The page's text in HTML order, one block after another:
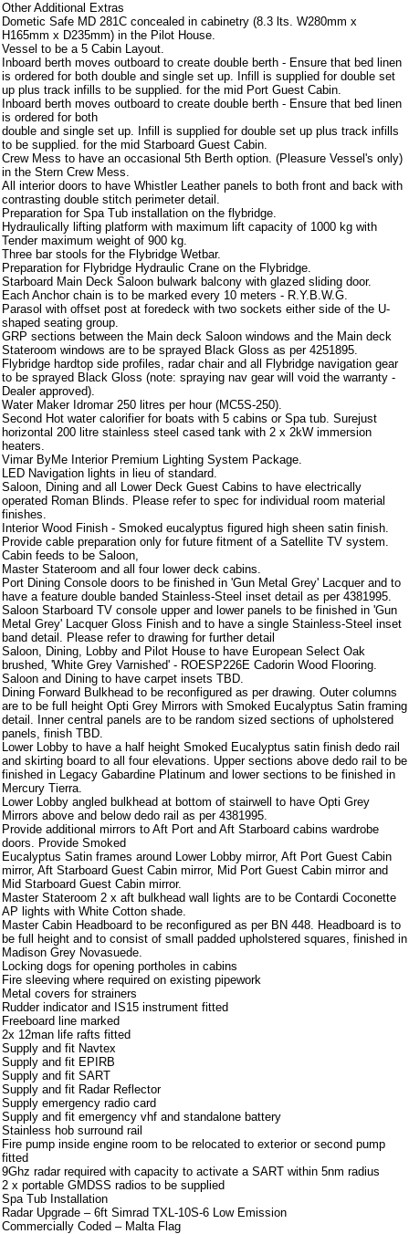
Other Additional Extras
Dometic Safe MD 281C concealed in cabinetry (8.3 lts. W280mm x
H165mm x D235mm) in the Pilot House.
Vessel to be a 5 Cabin Layout.
Inboard berth moves outboard to create double berth - Ensure that bed linen
is ordered for both double and single set up. Infill is supplied for double set
up plus track infills to be supplied. for the mid Port Guest Cabin.
Inboard berth moves outboard to create double berth - Ensure that bed linen
is ordered for both
double and single set up. Infill is supplied for double set up plus track infills
to be supplied. for the mid Starboard Guest Cabin.
Crew Mess to have an occasional 5th Berth option. (Pleasure Vessel's only)
in the Stern Crew Mess.
All interior doors to have Whistler Leather panels to both front and back with
contrasting double stitch perimeter detail.
Preparation for Spa Tub installation on the flybridge.
Hydraulically lifting platform with maximum lift capacity of 1000 kg with
Tender maximum weight of 900 kg.
Three bar stools for the Flybridge Wetbar.
Preparation for Flybridge Hydraulic Crane on the Flybridge.
Starboard Main Deck Saloon bulwark balcony with glazed sliding door.
Each Anchor chain is to be marked every 10 meters - R.Y.B.W.G.
Parasol with offset post at foredeck with two sockets either side of the U-
shaped seating group.
GRP sections between the Main deck Saloon windows and the Main deck
Stateroom windows are to be sprayed Black Gloss as per 4251895.
Flybridge hardtop side profiles, radar chair and all Flybridge navigation gear
to be sprayed Black Gloss (note: spraying nav gear will void the warranty -
Dealer approved).
Water Maker Idromar 250 litres per hour (MC5S-250).
Second Hot water calorifier for boats with 5 cabins or Spa tub. Surejust
horizontal 200 litre stainless steel cased tank with 2 x 2kW immersion
heaters.
Vimar ByMe Interior Premium Lighting System Package.
LED Navigation lights in lieu of standard.
Saloon, Dining and all Lower Deck Guest Cabins to have electrically
operated Roman Blinds. Please refer to spec for individual room material
finishes.
Interior Wood Finish - Smoked eucalyptus figured high sheen satin finish.
Provide cable preparation only for future fitment of a Satellite TV system.
Cabin feeds to be Saloon,
Master Stateroom and all four lower deck cabins.
Port Dining Console doors to be finished in 'Gun Metal Grey' Lacquer and to
have a feature double banded Stainless-Steel inset detail as per 4381995.
Saloon Starboard TV console upper and lower panels to be finished in 'Gun
Metal Grey' Lacquer Gloss Finish and to have a single Stainless-Steel inset
band detail. Please refer to drawing for further detail
Saloon, Dining, Lobby and Pilot House to have European Select Oak
brushed, 'White Grey Varnished' - ROESP226E Cadorin Wood Flooring.
Saloon and Dining to have carpet insets TBD.
Dining Forward Bulkhead to be reconfigured as per drawing. Outer columns
are to be full height Opti Grey Mirrors with Smoked Eucalyptus Satin framing
detail. Inner central panels are to be random sized sections of upholstered
panels, finish TBD.
Lower Lobby to have a half height Smoked Eucalyptus satin finish dedo rail
and skirting board to all four elevations. Upper sections above dedo rail to be
finished in Legacy Gabardine Platinum and lower sections to be finished in
Mercury Tierra.
Lower Lobby angled bulkhead at bottom of stairwell to have Opti Grey
Mirrors above and below dedo rail as per 4381995.
Provide additional mirrors to Aft Port and Aft Starboard cabins wardrobe
doors. Provide Smoked
Eucalyptus Satin frames around Lower Lobby mirror, Aft Port Guest Cabin
mirror, Aft Starboard Guest Cabin mirror, Mid Port Guest Cabin mirror and
Mid Starboard Guest Cabin mirror.
Master Stateroom 2 x aft bulkhead wall lights are to be Contardi Coconette
AP lights with White Cotton shade.
Master Cabin Headboard to be reconfigured as per BN 448. Headboard is to
be full height and to consist of small padded upholstered squares, finished in
Madison Grey Novasuede.
Locking dogs for opening portholes in cabins
Fire sleeving where required on existing pipework
Metal covers for strainers
Rudder indicator and IS15 instrument fitted
Freeboard line marked
2x 12man life rafts fitted
Supply and fit Navtex
Supply and fit EPIRB
Supply and fit SART
Supply and fit Radar Reflector
Supply emergency radio card
Supply and fit emergency vhf and standalone battery
Stainless hob surround rail
Fire pump inside engine room to be relocated to exterior or second pump
fitted
9Ghz radar required with capacity to activate a SART within 5nm radius
2 x portable GMDSS radios to be supplied
Spa Tub Installation
Radar Upgrade – 6ft Simrad TXL-10S-6 Low Emission
Commercially Coded – Malta Flag